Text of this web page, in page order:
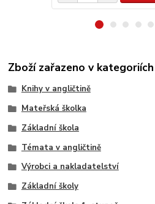
Zboží zařazeno v kategoriích
Knihy v angličtině
Mateřská školka
Základní škola
Témata v angličtině
Výrobci a nakladatelství
Základní školy